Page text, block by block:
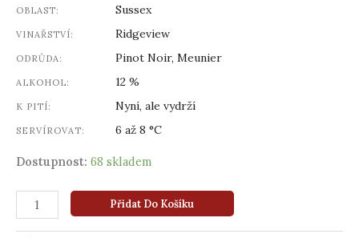
OBLAST: Sussex
VINAŘSTVÍ: Ridgeview
ODRŮDA: Pinot Noir, Meunier
ALKOHOL: 12 %
K PITÍ: Nyní, ale vydrží
SERVÍROVAT: 6 až 8 °C
Dostupnost: 68 skladem
Přidat Do Košíku